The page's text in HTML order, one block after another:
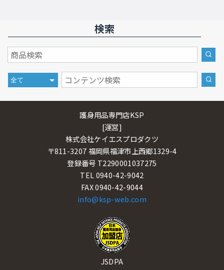
検索
護身用品専門店KSP
[運営]
株式会社ケイエスプロダクツ
〒811-3207 福岡県福津市上西郷1329-4
登録番号 T2290001037275
TEL 0940-42-9042
FAX 0940-42-9044
info@ksp-web.com
JSDPA